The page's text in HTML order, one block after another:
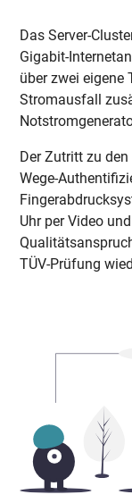
Das Server-
Gigabit-
über zwei eigene
Stromausfall
Der Zutritt zu
Wege-
Uhr per Video
TÜV-Prüfung